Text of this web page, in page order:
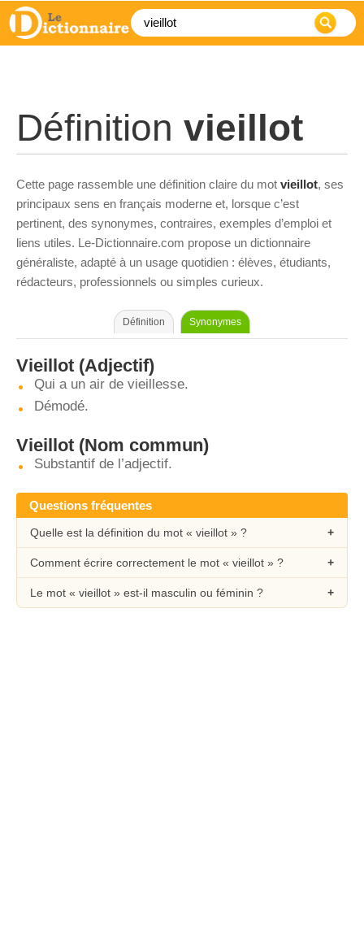
Définition vieillot
Cette page rassemble une définition claire du mot vieillot, ses
principaux sens en français moderne et, lorsque c’est
pertinent, des synonymes, contraires, exemples d’emploi et
liens utiles. Le-Dictionnaire.com propose un dictionnaire
généraliste, adapté à un usage quotidien : élèves, étudiants,
rédacteurs, professionnels ou simples curieux.
Définition Synonymes
Vieillot (Adjectif)
Qui a un air de vieillesse.
Démodé.
Vieillot (Nom commun)
Substantif de l’adjectif.
Questions fréquentes
Quelle est la définition du mot « vieillot » ?
Comment écrire correctement le mot « vieillot » ?
Le mot « vieillot » est-il masculin ou féminin ?